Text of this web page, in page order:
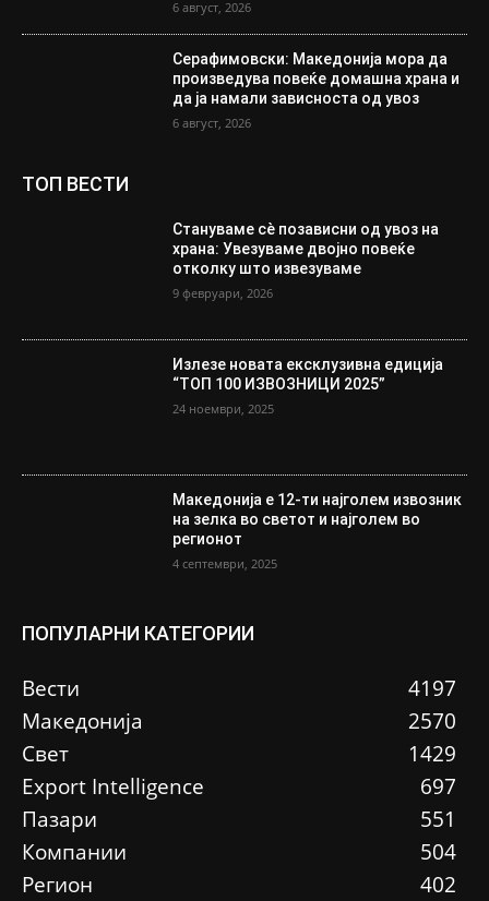
6 август, 2026
Серафимовски: Македонија мора да
произведува повеќе домашна храна и
да ја намали зависноста од увоз
6 август, 2026
ТОП ВЕСТИ
Стануваме сè позависни од увоз на
храна: Увезуваме двојно повеќе
отколку што извезуваме
9 февруари, 2026
Излезе новата ексклузивна едиција
“ТОП 100 ИЗВОЗНИЦИ 2025”
24 ноември, 2025
Македонија е 12-ти најголем извозник
на зелка во светот и најголем во
регионот
4 септември, 2025
ПОПУЛАРНИ КАТЕГОРИИ
Вести
4197
Македонија
2570
Свет
1429
Еxport Intelligence
697
Пазари
551
Компании
504
Регион
402